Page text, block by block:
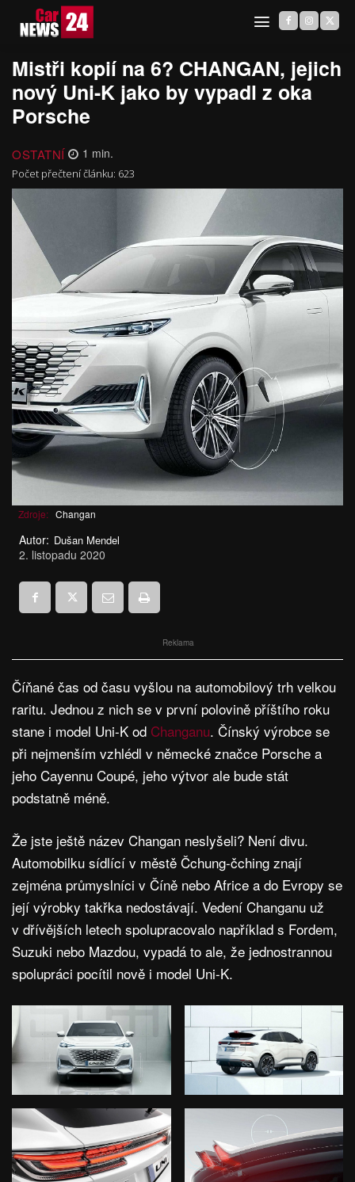
Mistři kopií na 6? CHANGAN, jejich
nový Uni-K jako by vypadl z oka
Porsche
OSTATNÍ 1 min.
Počet přečtení článku: 623
Zdroje: Changan
Autor: Dušan Mendel
2. listopadu 2020
Reklama
Číňané čas od času vyšlou na automobilový trh velkou
raritu. Jednou z nich se v první polovině příštího roku
stane i model Uni-K od Changanu. Čínský výrobce se
při nejmenším vzhlédl v německé značce Porsche a
jeho Cayennu Coupé, jeho výtvor ale bude stát
podstatně méně.
Že jste ještě název Changan neslyšeli? Není divu.
Automobilku sídlící v městě Čchung-čching znají
zejména průmyslníci v Číně nebo Africe a do Evropy se
její výrobky takřka nedostávají. Vedení Changanu už
v dřívějších letech spolupracovalo například s Fordem,
Suzuki nebo Mazdou, vypadá to ale, že jednostrannou
spolupráci pocítil nově i model Uni-K.